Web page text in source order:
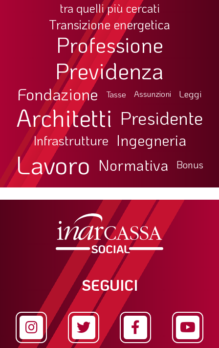
tra quelli più cercati
Transizione energetica
Professione
Previdenza
Fondazione Tasse Assunzioni Leggi
Architetti Presidente
Infrastrutture Ingegneria
Lavoro Normativa Bonus
SEGUICI